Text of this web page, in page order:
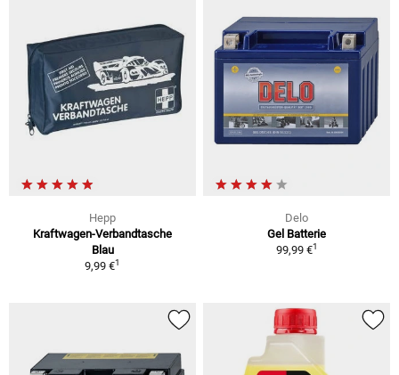
Hepp
Kraftwagen-Verbandtasche
Blau
9,99 €1
Delo
Gel Batterie
99,99 €1